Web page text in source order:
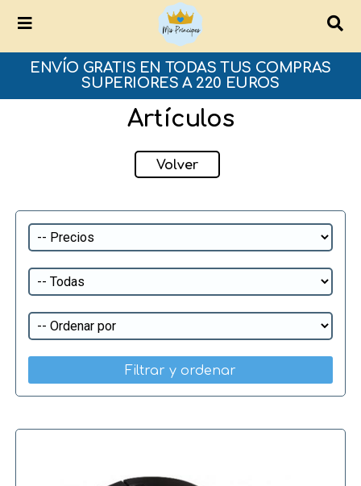
ENVÍO GRATIS EN TODAS TUS COMPRAS
SUPERIORES A 220 EUROS
Artículos
Volver